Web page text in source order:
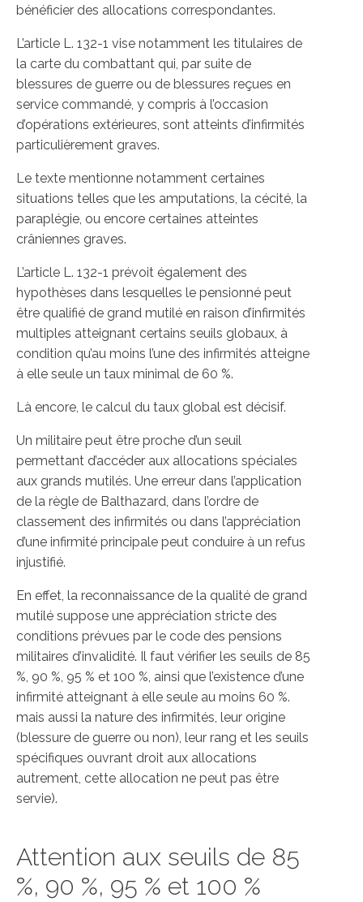
bénéficier des allocations correspondantes.
L’article L. 132-1 vise notamment les titulaires de
la carte du combattant qui, par suite de
blessures de guerre ou de blessures reçues en
service commandé, y compris à l’occasion
d’opérations extérieures, sont atteints d’infirmités
particulièrement graves.
Le texte mentionne notamment certaines
situations telles que les amputations, la cécité, la
paraplégie, ou encore certaines atteintes
crâniennes graves.
L’article L. 132-1 prévoit également des
hypothèses dans lesquelles le pensionné peut
être qualifié de grand mutilé en raison d’infirmités
multiples atteignant certains seuils globaux, à
condition qu’au moins l’une des infirmités atteigne
à elle seule un taux minimal de 60 %.
Là encore, le calcul du taux global est décisif.
Un militaire peut être proche d’un seuil
permettant d’accéder aux allocations spéciales
aux grands mutilés. Une erreur dans l’application
de la règle de Balthazard, dans l’ordre de
classement des infirmités ou dans l’appréciation
d’une infirmité principale peut conduire à un refus
injustifié.
En effet, la reconnaissance de la qualité de grand
mutilé suppose une appréciation stricte des
conditions prévues par le code des pensions
militaires d’invalidité. Il faut vérifier les seuils de 85
%, 90 %, 95 % et 100 %, ainsi que l’existence d’une
infirmité atteignant à elle seule au moins 60 %.
mais aussi la nature des infirmités, leur origine
(blessure de guerre ou non), leur rang et les seuils
spécifiques ouvrant droit aux allocations
autrement, cette allocation ne peut pas être
servie).
Attention aux seuils de 85
%, 90 %, 95 % et 100 %